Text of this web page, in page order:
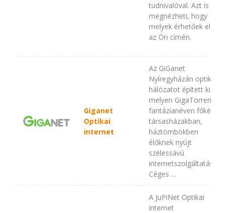
tudnivalóval. Azt is
megnézheti, hogy
melyek érhetőek el
az Ön címén.
Giganet
Optikai
internet
Az GiGanet
Nyíregyházán optikai
hálózatot épített ki,
melyen GigaTorrent
fantázianéven főként
társasházakban,
háztömbökben
élőknek nyújt
szélessávú
internetszolgáltatást.
Céges ...
A JuPiNet Optikai
internet